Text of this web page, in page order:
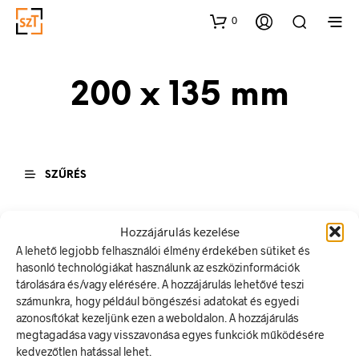
Hozzájárulás kezelése
A lehető legjobb felhasználói élmény érdekében sütiket és
hasonló technológiákat használunk az eszközinformációk
tárolására és/vagy elérésére. A hozzájárulás lehetővé teszi
számunkra, hogy például böngészési adatokat és egyedi
azonosítókat kezeljünk ezen a weboldalon. A hozzájárulás
megtagadása vagy visszavonása egyes funkciók működésére
kedvezőtlen hatással lehet.
0
200 x 135 mm
SZŰRÉS
156Ft – 390FtÁrtartomány: